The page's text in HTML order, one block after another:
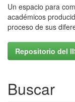
Un espacio para
académicos
proceso de sus
Repositorio del
Buscar